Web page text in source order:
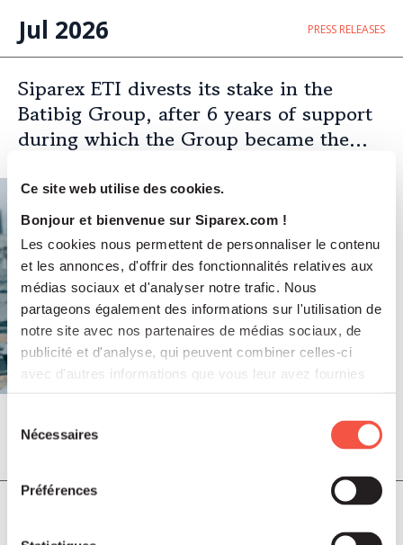
Ce site web utilise des cookies.
Bonjour et bienvenue sur Siparex.com !
Les cookies nous permettent de personnaliser le contenu
et les annonces, d'offrir des fonctionnalités relatives aux
médias sociaux et d'analyser notre trafic. Nous
partageons également des informations sur l'utilisation de
notre site avec nos partenaires de médias sociaux, de
publicité et d'analyse, qui peuvent combiner celles-ci
avec d'autres informations que vous leur avez fournies
Nécessaires
Préférences
Jul 2026 PRESS RELEASES
Siparex ETI divests its stake in the
Batibig Group, after 6 years of support
during which the Group became the
multi-specialist building maintenance
and emerging repairs
PRESS RELEASES
SCALES acquires ADEKMA, backed by
Fund For Nuclear 2, to form a market-